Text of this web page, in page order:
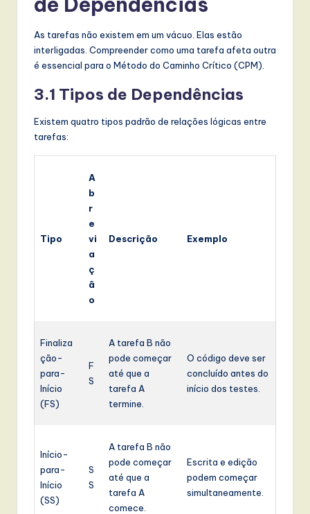
As tarefas não existem em um vácuo. Elas estão
interligadas. Compreender como uma tarefa afeta outra
é essencial para o Método do Caminho Crítico (CPM).
3.1 Tipos de Dependências
Existem quatro tipos padrão de relações lógicas entre
tarefas:
Tipo
A
b
r
e
vi
a
ç
ã
o
Descrição Exemplo
Finaliza
ção-
para-
Início
(FS)
F
S
A tarefa B não
pode começar
até que a
tarefa A
termine.
O código deve ser
concluído antes do
início dos testes.
Início-
para-
Início
(SS)
S
S
A tarefa B não
pode começar
até que a
tarefa A
comece.
Escrita e edição
podem começar
simultaneamente.